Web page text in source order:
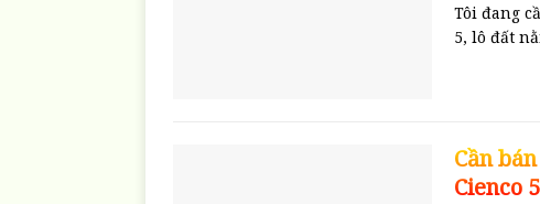
Tôi đang
5, lô đất
Cần
Cienco